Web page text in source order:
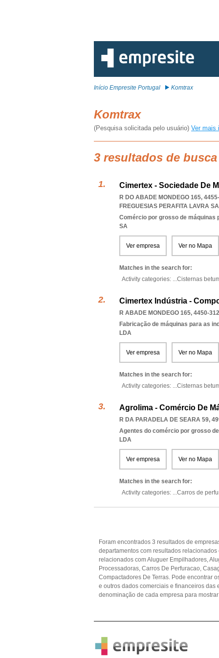
Início Empresite Portugal Komtrax
Komtrax
(Pesquisa solicitada pelo usuário) Ver mais
3 resultados de
Cimertex - Sociedade De
R DO ABADE MONDEGO 165,
FREGUESIAS PERAFITA LAVRA
Comércio por grosso de
SA
Ver empresa Ver no Mapa
Matches in the search for:
Activity categories: ...Cisternas
Cimertex Indústria -
R ABADE MONDEGO 165, 4450-312
Fabricação de máquinas para as
LDA
Ver empresa Ver no Mapa
Matches in the search for:
Activity categories: ...Cisternas
Agrolima - Comércio De
R DA PARADELA DE SEARA 59,
Agentes do comércio por grosso
LDA
Ver empresa Ver no Mapa
Matches in the search for:
Activity categories: ...Carros de
Foram encontrados 3 resultados de
departamentos com resultados
relacionados com Aluguer Empilhadores,
Processadoras, Carros De Perfuracao,
Compactadores De Terras. Pode encontrar
e outros dados comerciais e financeiros
denominação de cada empresa para